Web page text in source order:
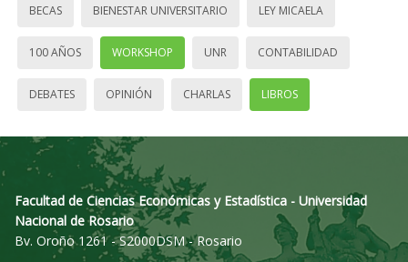
BECAS BIENESTAR UNIVERSITARIO LEY MICAELA
100 AÑOS WORKSHOP UNR CONTABILIDAD
DEBATES OPINIÓN CHARLAS LIBROS
Facultad de Ciencias Económicas y Estadística - Universidad
Nacional de Rosario
Bv. Oroño 1261 - S2000DSM - Rosario